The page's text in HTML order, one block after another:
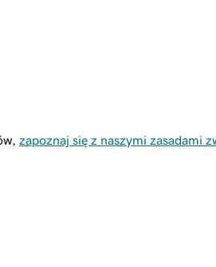
zapoznaj się z naszymi zasadami